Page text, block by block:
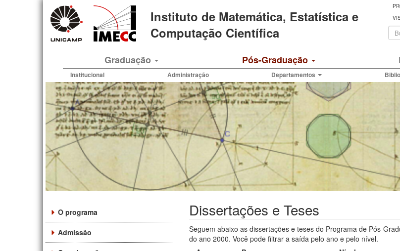
Instituto de Matemática, Estatística e
Computação Científica
Graduação Pós-Graduação
Institucional Administração Departamentos
O programa
Admissão
Dissertações e Teses
Seguem abaixo as dissertações e teses do Programa de Pós-
do ano 2000. Você pode filtrar a saída pelo ano e pelo nível.